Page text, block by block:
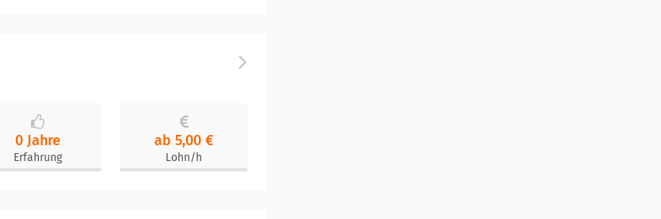
0 Jahre
Erfahrung
ab 5,00 €
Lohn/h